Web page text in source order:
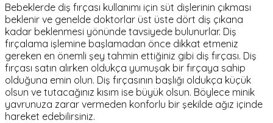
Bebeklerde diş fırçası kullanımı için süt dişlerinin çıkması
beklenir ve genelde doktorlar üst üste dört diş çıkana
kadar beklenmesi yönünde tavsiyede bulunurlar. Diş
fırçalama işlemine başlamadan önce dikkat etmeniz
gereken en önemli şey tahmin ettiğiniz gibi diş fırçası. Diş
fırçası satın alırken oldukça yumuşak bir fırçaya sahip
olduğuna emin olun. Diş fırçasının başlığı oldukça küçük
olsun ve tutacağınız kısım ise büyük olsun. Böylece minik
yavrunuza zarar vermeden konforlu bir şekilde ağız içinde
hareket edebilirsiniz.